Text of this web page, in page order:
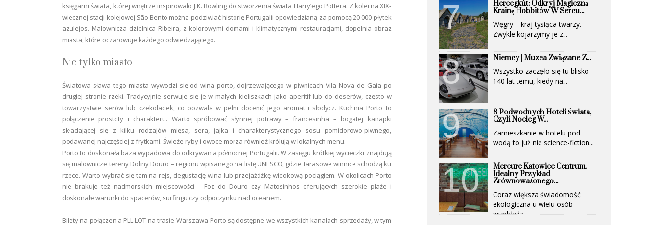
księgarni świata, której wnętrze inspirowało J.K. Rowling do stworzenia świata Harry’ego Pottera. Z kolei na XIX-
wiecznej stacji kolejowej São Bento można podziwiać historię Portugalii opowiedzianą za pomocą 20 000 płytek
azulejos. Malownicza dzielnica Ribeira, z kolorowymi domami i klimatycznymi restauracjami, dopełnia obraz
miasta, które oczarowuje każdego odwiedzającego.
Nie tylko miasto
Światowa sława tego miasta wywodzi się od wina porto, dojrzewającego w piwnicach Vila Nova de Gaia po
drugiej stronie rzeki. Tradycyjnie serwuje się je w małych kieliszkach jako aperitif lub do deserów, często w
towarzystwie serów lub czekoladek, co pozwala w pełni docenić jego aromat i słodycz. Kuchnia Porto to
połączenie prostoty i charakteru. Warto spróbować słynnej potrawy – francesinha – bogatej kanapki
składającej się z kilku rodzajów mięsa, sera, jajka i charakterystycznego sosu pomidorowo-piwnego,
podawanej najczęściej z frytkami. Świeże ryby i owoce morza również królują w lokalnych menu.
Porto to doskonała baza wypadowa do odkrywania północnej Portugalii. W zasięgu krótkiej wycieczki znajdują
się malownicze tereny Doliny Douro – regionu wpisanego na listę UNESCO, gdzie tarasowe winnice schodzą ku
rzece. Warto wybrać się tam na rejs, degustację wina lub przejażdżkę widokową pociągiem. W okolicach Porto
nie brakuje też nadmorskich miejscowości – Foz do Douro czy Matosinhos oferujących szerokie plaże i
doskonałe warunki do spacerów, surfingu czy odpoczynku nad oceanem.
Bilety na połączenia PLL LOT na trasie Warszawa-Porto są dostępne we wszystkich kanałach sprzedaży, w tym
Hercegkút: Odkryj Magiczną
Krainę Hobbitów W Sercu...
Węgry – kraj tysiąca twarzy.
Zwykle kojarzymy je z...
Niemcy | Muzea Związane Z...
Wszystko zaczęło się tu blisko
140 lat temu, kiedy na...
8 Podwodnych Hoteli Świata,
Czyli Nocleg W...
Zamieszkanie w hotelu pod
wodą to już nie science-fiction...
Mercure Katowice Centrum.
Idealny Przykład
Zrównoważonego...
Coraz większa świadomość
ekologiczna u wielu osób
przekłada...